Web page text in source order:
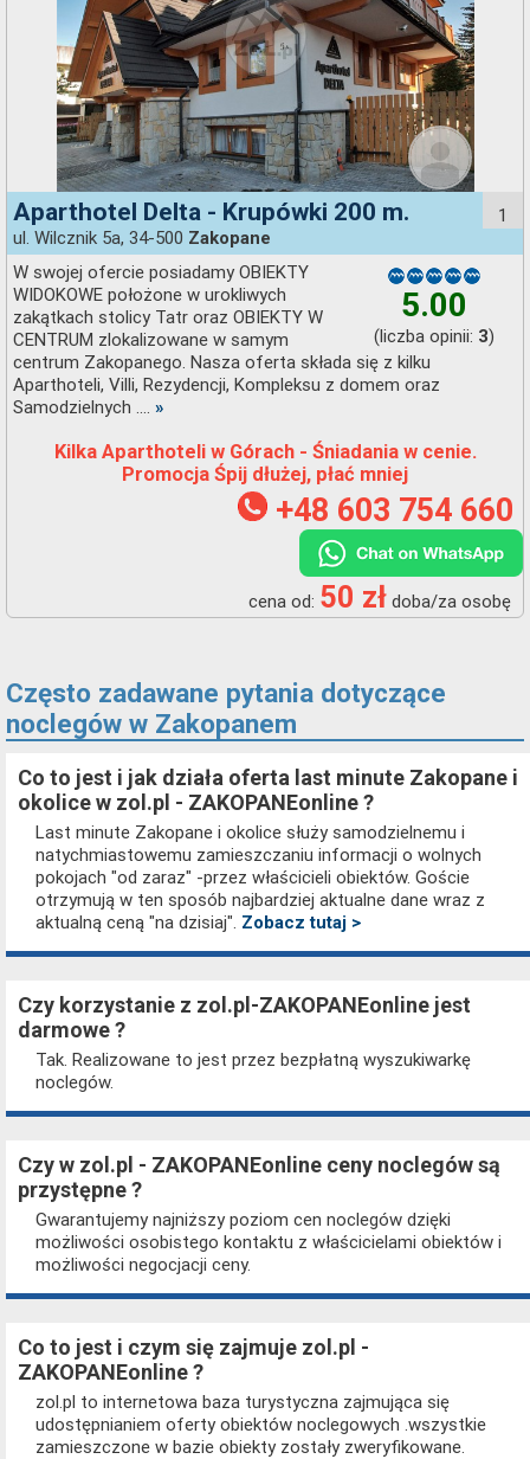
1
Aparthotel Delta - Krupówki 200 m.
ul. Wilcznik 5a, 34-500 Zakopane
5.00
(liczba opinii: 3)
W swojej ofercie posiadamy OBIEKTY
WIDOKOWE położone w urokliwych
zakątkach stolicy Tatr oraz OBIEKTY W
CENTRUM zlokalizowane w samym
centrum Zakopanego. Nasza oferta składa się z kilku
Aparthoteli, Villi, Rezydencji, Kompleksu z domem oraz
Samodzielnych .... »
Kilka Aparthoteli w Górach - Śniadania w cenie.
Promocja Śpij dłużej, płać mniej
+48 603 754 660
cena od: 50 zł doba/za osobę
Często zadawane pytania dotyczące
noclegów w Zakopanem
Co to jest i jak działa oferta last minute Zakopane i
okolice w zol.pl - ZAKOPANEonline ?
Last minute Zakopane i okolice służy samodzielnemu i
natychmiastowemu zamieszczaniu informacji o wolnych
pokojach "od zaraz" -przez właścicieli obiektów. Goście
otrzymują w ten sposób najbardziej aktualne dane wraz z
aktualną ceną "na dzisiaj". Zobacz tutaj >
Czy korzystanie z zol.pl-ZAKOPANEonline jest
darmowe ?
Tak. Realizowane to jest przez bezpłatną wyszukiwarkę
noclegów.
Czy w zol.pl - ZAKOPANEonline ceny noclegów są
przystępne ?
Gwarantujemy najniższy poziom cen noclegów dzięki
możliwości osobistego kontaktu z właścicielami obiektów i
możliwości negocjacji ceny.
Co to jest i czym się zajmuje zol.pl -
ZAKOPANEonline ?
zol.pl to internetowa baza turystyczna zajmująca się
udostępnianiem oferty obiektów noclegowych .wszystkie
zamieszczone w bazie obiekty zostały zweryfikowane.